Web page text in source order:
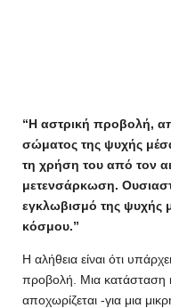
“Η αστρική προβολή,
σώματος της ψυχής
τη χρήση του από τον
μετενσάρκωση.
εγκλωβισμό της ψυχής
κόσμου.”
Η αλήθεια είναι ότι
προβολή. Μια κατάσταση
αποχωρίζεται -για μια